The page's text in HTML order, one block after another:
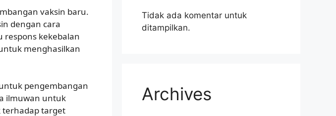
vaksin baru.
dengan cara
respons kekebalan
menghasilkan
pengembangan
ilmuwan untuk
terhadap target
Tidak ada komentar untuk
ditampilkan.
Archives